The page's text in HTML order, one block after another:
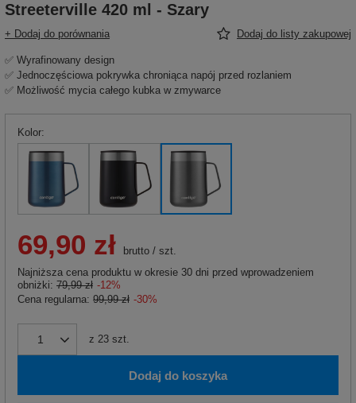
Streeterville 420 ml - Szary
+ Dodaj do porównania Dodaj do listy zakupowej
✅ Wyrafinowany design
✅ Jednoczęściowa pokrywka chroniąca napój przed rozlaniem
✅ Możliwość mycia całego kubka w zmywarce
Kolor
69,90 zł brutto / szt.
Najniższa cena produktu w okresie 30 dni przed wprowadzeniem
obniżki: 79,99 zł -12%
Cena regularna: 99,99 zł -30%
z 23 szt.
Dodaj do koszyka